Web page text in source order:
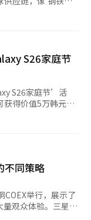
计下半年智能手机
在性能、发热和电
围。 三星电
价格政策的应对能
品中，可能会通
高成本竞争力，从
的盈亏中。只有
单价谈判中形成实
DRAM、存储设
端产品，其部件规
成本压力。然而，
苹果在高端市场拥
力的价格推出高规
能力。 内部
续，MX事业部也
机业务的产品发布
织氛围动荡，开
年的关
电子率先开拓了折
、重量、耐用性、
市场，但AI功能是
索和照片编辑等功
决定性理由。下半
年
充电，感受韩国
COEX举行
展出的技术更注
体验”。展厅入口
是设计观展体验
户并引导反应的界
S26体验、XR和
。AI不再仅仅是功
运作。 相反，LG
非产品展示。回家
，影院空间根据情
体流动的一部分。
操作整个空间的系
自然。两家公司的
扩展用户体验，而
领域不同，策略也
S26家庭节
S26家庭节’活
总
销活动，希望大家
人工
不同策略
举行，展示了
观众体验。三星电
示和互动体验区